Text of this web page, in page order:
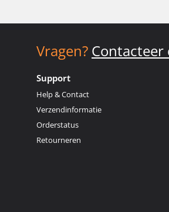
Vragen? Contacteer
Support
Help & Contact
Verzendinformatie
Orderstatus
Retourneren